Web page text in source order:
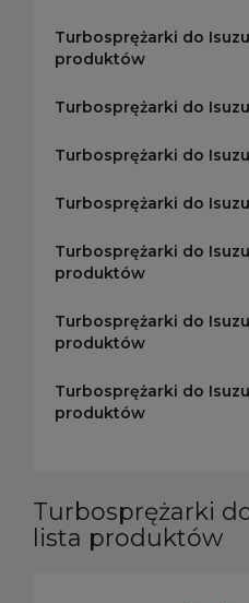
Turbosprężarki do
produktów
Turbosprężarki do
Turbosprężarki do
Turbosprężarki do
Turbosprężarki do
produktów
Turbosprężarki do
produktów
Turbosprężarki do
produktów
Turbosprężarki
lista produktów